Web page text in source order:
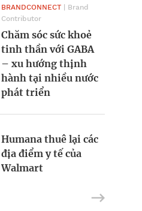
BRANDCONNECT| Brand
Contributor
Chăm sóc sức khoẻ
tinh thần với GABA
– xu hướng thịnh
hành tại nhiều nước
phát triển
Humana thuê lại các
địa điểm y tế của
Walmart
công nghệ sinh học
Ba điểm đến lý
tưởng cho du lịch
nha khoa
mua lại quyền sở
vaccine từ CureVac
Amazon đẩy mạnh
hệ sinh thái chăm
sóc sức khỏe